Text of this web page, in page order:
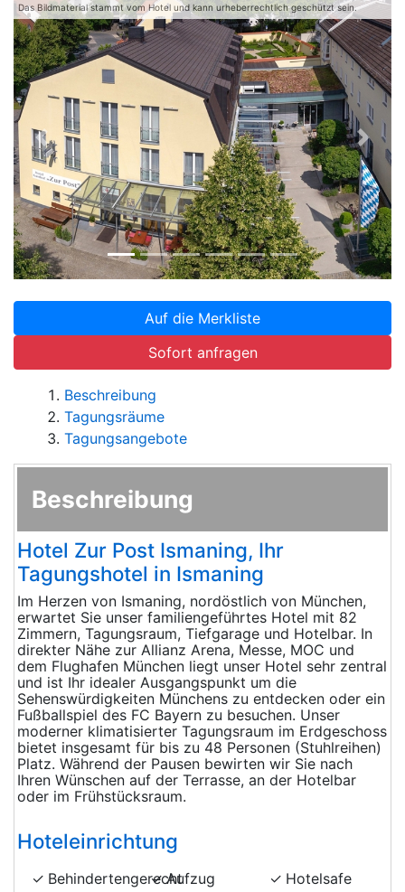
Das Bildmaterial stammt vom Hotel und kann urheberrechtlich geschützt sein.
Zurück
Auf die Merkliste
Sofort anfragen
Beschreibung
Tagungsräume
Tagungsangebote
Beschreibung
Hotel Zur Post Ismaning, Ihr
Tagungshotel in Ismaning
Im Herzen von Ismaning, nordöstlich von München,
erwartet Sie unser familiengeführtes Hotel mit 82
Zimmern, Tagungsraum, Tiefgarage und Hotelbar. In
direkter Nähe zur Allianz Arena, Messe, MOC und
dem Flughafen München liegt unser Hotel sehr zentral
und ist Ihr idealer Ausgangspunkt um die
Sehenswürdigkeiten Münchens zu entdecken oder ein
Fußballspiel des FC Bayern zu besuchen. Unser
moderner klimatisierter Tagungsraum im Erdgeschoss
bietet insgesamt für bis zu 48 Personen (Stuhlreihen)
Platz. Während der Pausen bewirten wir Sie nach
Ihren Wünschen auf der Terrasse, an der Hotelbar
oder im Frühstücksraum.
Hoteleinrichtung
BehindertengerechtAufzug
Hotelsafe